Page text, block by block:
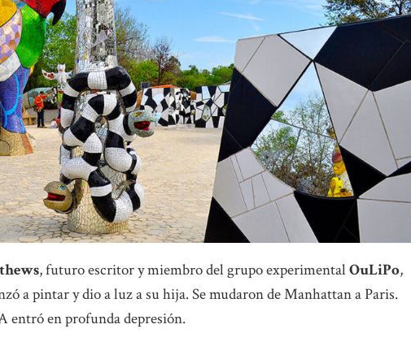
, futuro escritor y miembro del grupo experimentalOuLiPo,
a pintar y dio a luz a su hija. Se mudaron de Manhattan a Paris.
entró en profunda depresión.